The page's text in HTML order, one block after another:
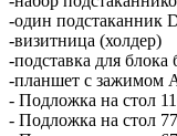
-один подстаканник
-визитница (холдер)
-подставка для блока
-планшет с зажимом
- Подложка на стол
- Подложка на стол